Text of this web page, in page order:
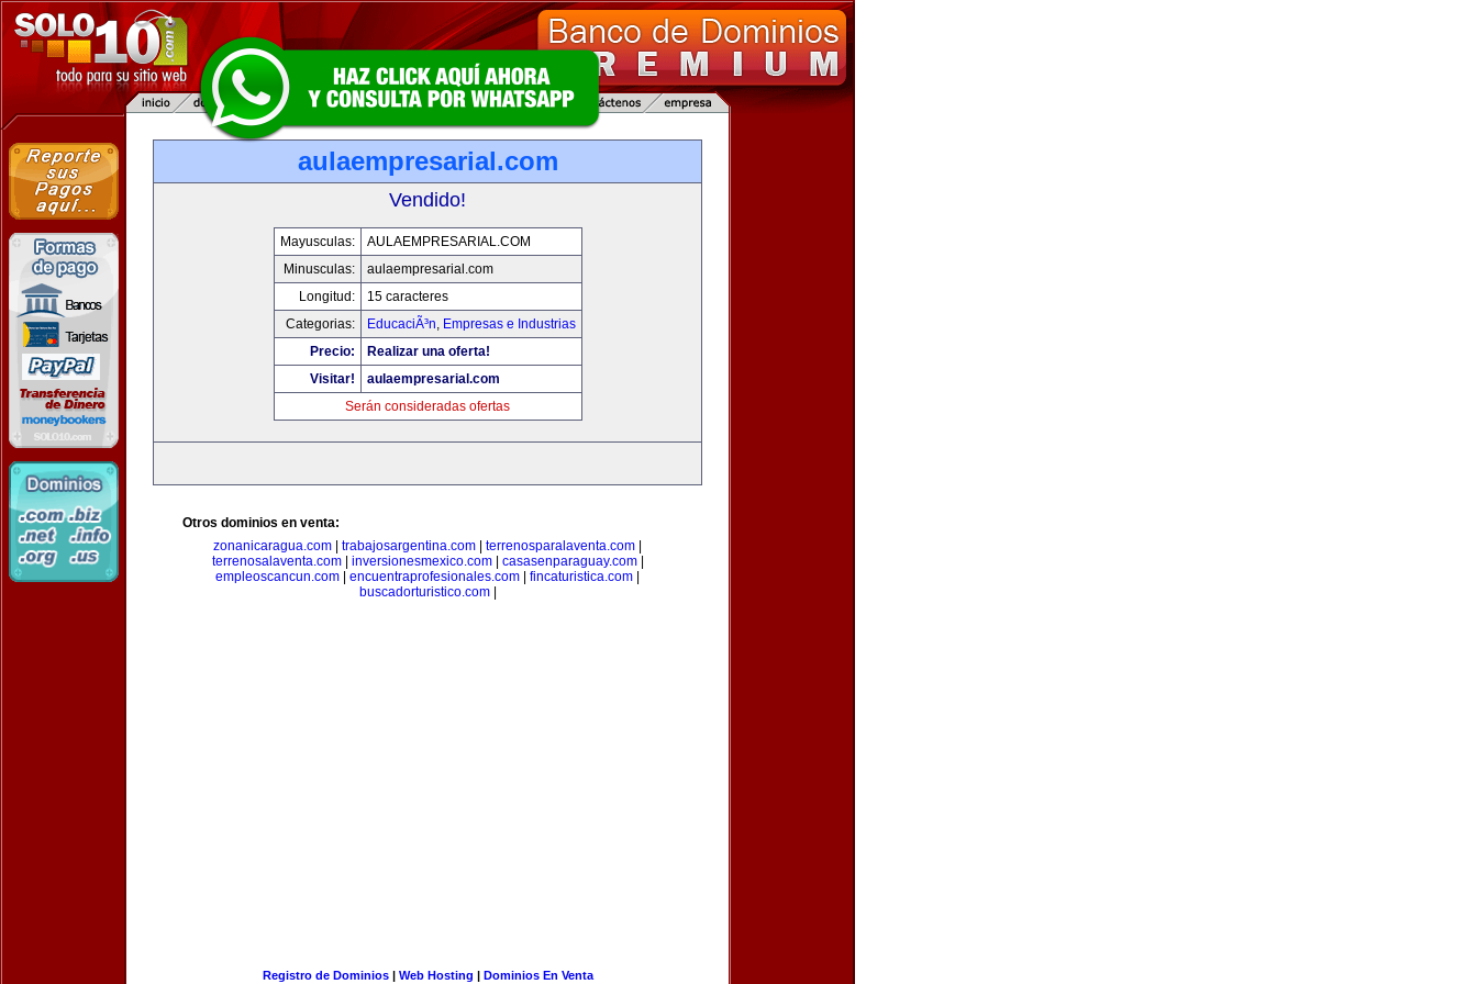
aulaempresarial.com
Vendido!
Mayusculas:
AULAEMPRESARIAL.COM
Minusculas:
aulaempresarial.com
Longitud:
15 caracteres
Categorias:
EducaciÃ³n, Empresas e Industrias
Precio:
Realizar una oferta!
Visitar!
aulaempresarial.com
Serán consideradas ofertas
Otros dominios en venta:
zonanicaragua.com
trabajosargentina.com terrenosparalaventa.com
terrenosalaventa.com| inversionesmexico.com| casasenparaguay.com|
empleoscancun.com
encuentraprofesionales.com fincaturistica.com
buscadorturistico.com|
Registro de Dominios| Web Hosting | Dominios En Venta